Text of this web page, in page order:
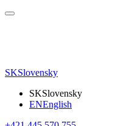
SKSlovensky
SKSlovensky
ENEnglish